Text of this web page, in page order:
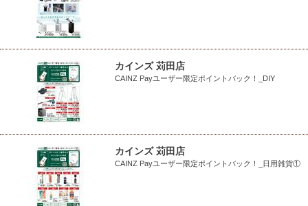
カインズ 苅田店
CAINZ Payユーザー限定ポイントバック！_DIY
カインズ 苅田店
CAINZ Payユーザー限定ポイントバック！_日用雑貨①